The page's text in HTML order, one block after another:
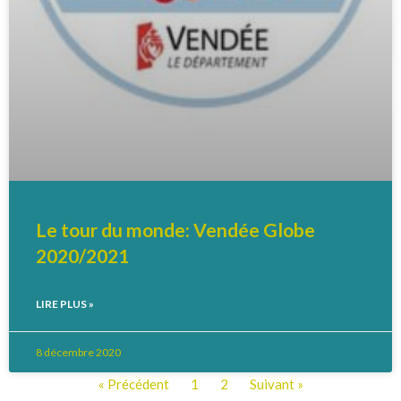
Le tour du monde: Vendée Globe
2020/2021
LIRE PLUS »
8 décembre 2020
« Précédent 1 2 Suivant »